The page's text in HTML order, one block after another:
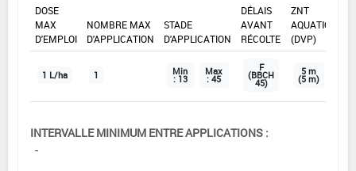
DOSE
MAX
D'EMPLOI
NOMBRE MAX
D'APPLICATION
STADE
D'APPLICATION
DÉLAIS
AVANT
RÉCOLTE
ZNT
AQUATIQUE
(DVP)
1 L/ha 1 Min
: 13
Max
: 45
F
(BBCH
45)
5 m
(5 m)
INTERVALLE MINIMUM ENTRE APPLICATIONS :
-